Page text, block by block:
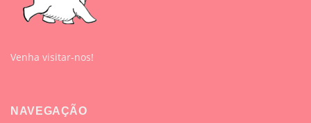
Venha visitar-nos!
NAVEGAÇÃO